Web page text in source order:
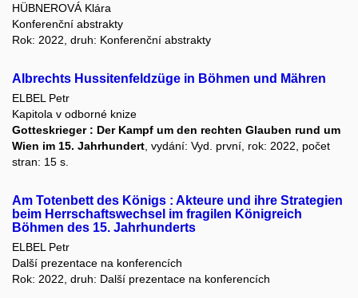
HÜBNEROVÁ Klára
Konferenční abstrakty
Rok: 2022, druh: Konferenční abstrakty
Albrechts Hussitenfeldzüge in Böhmen und Mähren
ELBEL Petr
Kapitola v odborné knize
Gotteskrieger : Der Kampf um den rechten Glauben rund um
Wien im 15. Jahrhundert , vydání: Vyd. první, rok: 2022, počet
stran: 15 s.
Am Totenbett des Königs : Akteure und ihre Strategien
beim Herrschaftswechsel im fragilen Königreich
Böhmen des 15. Jahrhunderts
ELBEL Petr
Další prezentace na konferencích
Rok: 2022, druh: Další prezentace na konferencích